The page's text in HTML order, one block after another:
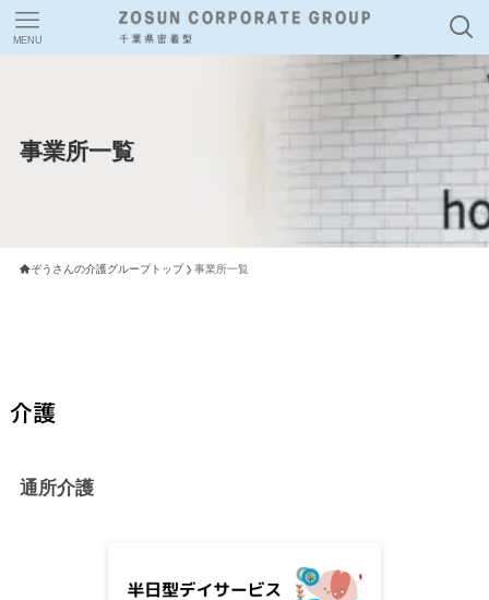
MENU
事業所一覧
ぞうさんの介護グループトップ 事業所一覧
介護
通所介護